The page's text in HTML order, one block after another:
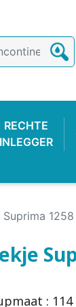
RECHTE
INLEGGER
Suprima
: